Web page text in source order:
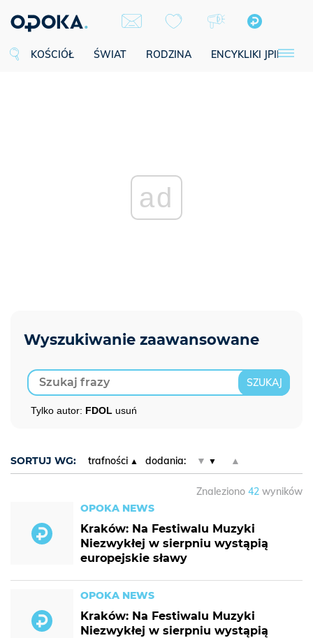
KOŚCIÓŁ ŚWIAT RODZINA ENCYKLIKI JPII
ad
Tylko autor: FDOL usuń
SORTUJ WG: trafności dodania: ▼ ▲
Znaleziono 42 wyników
OPOKA NEWS
Kraków: Na Festiwalu Muzyki
Niezwykłej w sierpniu wystąpią
europejskie sławy
OPOKA NEWS
Kraków: Na Festiwalu Muzyki
Niezwykłej w sierpniu wystąpią